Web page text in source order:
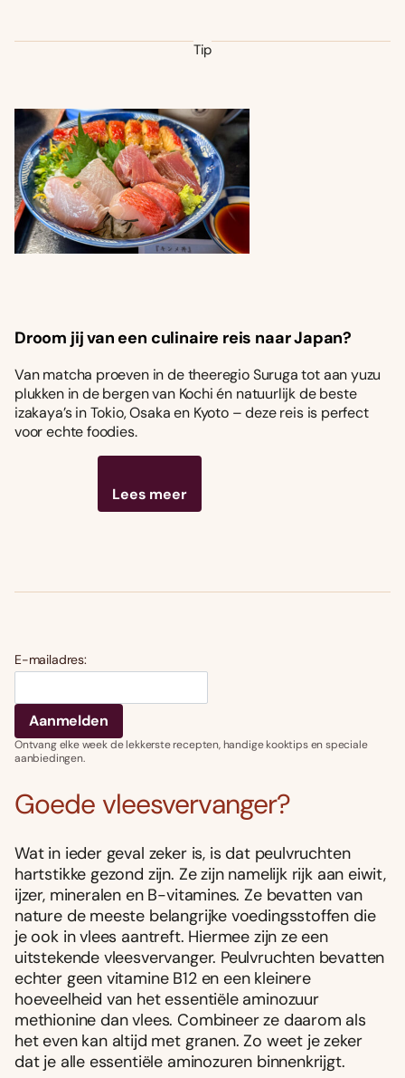
Tip
Droom jij van een culinaire reis naar Japan?
Van matcha proeven in de theeregio Suruga tot aan yuzu
plukken in de bergen van Kochi én natuurlijk de beste
izakaya’s in Tokio, Osaka en Kyoto – deze reis is perfect
voor echte foodies.
Lees meer
E-mailadres:
Ontvang elke week de lekkerste recepten, handige kooktips en speciale
aanbiedingen.
Goede vleesvervanger?
Wat in ieder geval zeker is, is dat peulvruchten
hartstikke gezond zijn. Ze zijn namelijk rijk aan eiwit,
ijzer, mineralen en B-vitamines. Ze bevatten van
nature de meeste belangrijke voedingsstoffen die
je ook in vlees aantreft. Hiermee zijn ze een
uitstekende vleesvervanger. Peulvruchten bevatten
echter geen vitamine B12 en een kleinere
hoeveelheid van het essentiële aminozuur
methionine dan vlees. Combineer ze daarom als
het even kan altijd met granen. Zo weet je zeker
dat je alle essentiële aminozuren binnenkrijgt.